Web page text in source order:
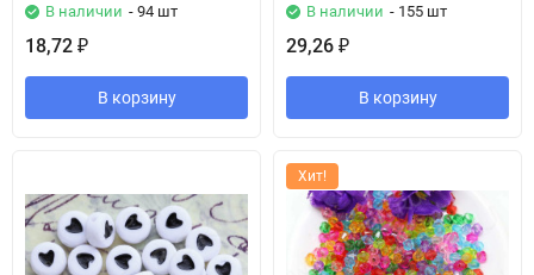
В наличии - 94 шт
18,72 ₽
В корзину
В наличии - 155 шт
29,26 ₽
В корзину
Хит!